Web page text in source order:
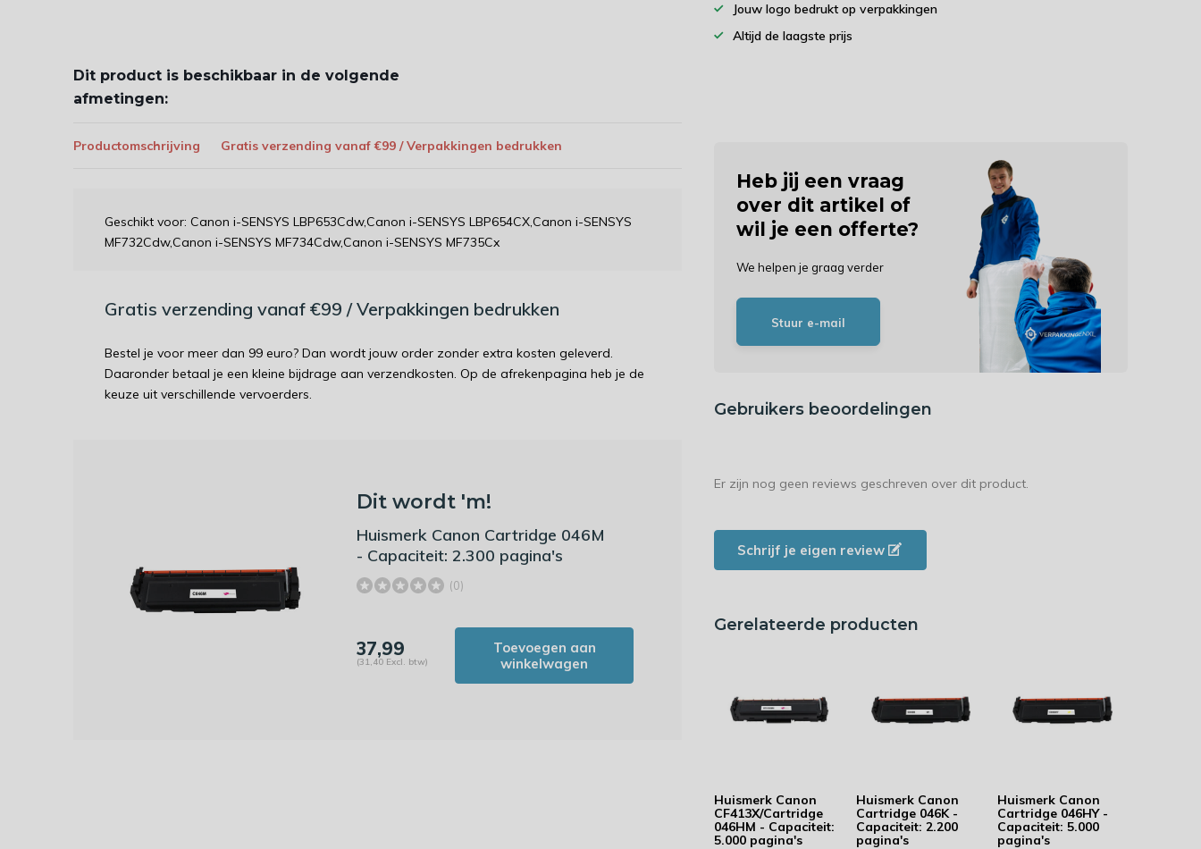
Jouw logo bedrukt op verpakkingen
Altijd de laagste prijs
Dit product is beschikbaar in de volgende
afmetingen:
Productomschrijving Gratis verzending vanaf €99 / Verpakkingen bedrukken
Geschikt voor: Canon i-SENSYS LBP653Cdw,Canon i-SENSYS LBP654CX,Canon i-SENSYS
MF732Cdw,Canon i-SENSYS MF734Cdw,Canon i-SENSYS MF735Cx
Gratis verzending vanaf €99 / Verpakkingen bedrukken
Bestel je voor meer dan 99 euro? Dan wordt jouw order zonder extra kosten geleverd.
Daaronder betaal je een kleine bijdrage aan verzendkosten. Op de afrekenpagina heb je de
keuze uit verschillende vervoerders.
Dit wordt 'm!
Huismerk Canon Cartridge 046M
- Capaciteit: 2.300 pagina's
(0)
37,99
(31,40 Excl. btw)
Toevoegen aan
winkelwagen
Heb jij een vraag
over dit artikel of
wil je een offerte?
We helpen je graag verder
Stuur e-mail
Gebruikers beoordelingen
Er zijn nog geen reviews geschreven over dit product.
Schrijf je eigen review
Gerelateerde producten
Huismerk Canon
CF413X/Cartridge
046HM - Capaciteit:
5.000 pagina's
Huismerk Canon
Cartridge 046K -
Capaciteit: 2.200
pagina's
Huismerk Canon
Cartridge 046HY -
Capaciteit: 5.000
pagina's